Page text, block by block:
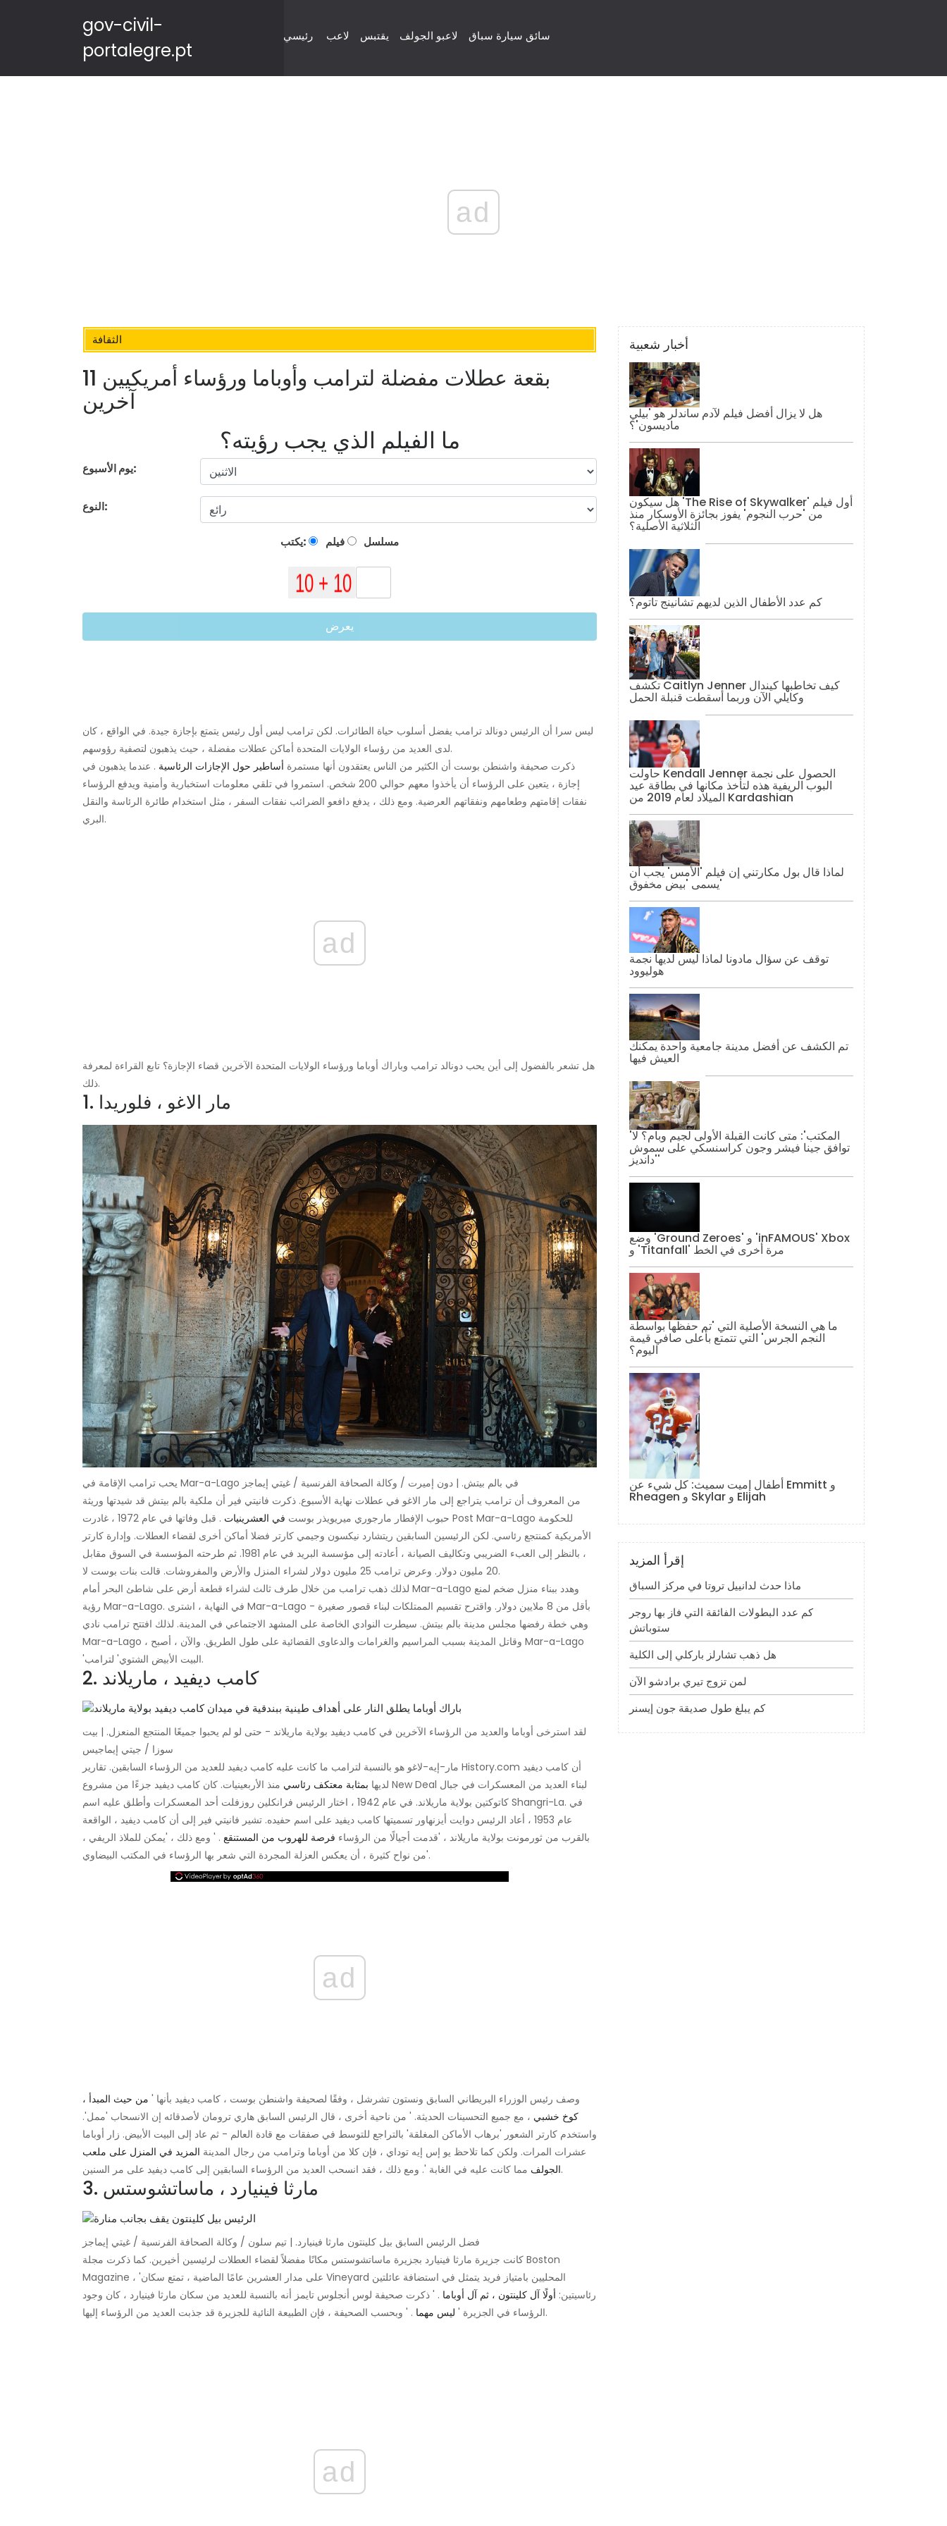
gov-civil-
portalegre.pt
رئيسي لاعب يقتبس لاعبو الجولف سائق سيارة سباق
ad
الثقافة
11 بقعة عطلات مفضلة لترامب وأوباما ورؤساء أمريكيين
آخرين
ما الفيلم الذي يجب رؤيته؟
يوم الأسبوع:
النوع:
يكتب: فيلم مسلسل
يعرض
ليس سرا أن الرئيس دونالد ترامب يفضل أسلوب حياة الطائرات. لكن ترامب ليس أول رئيس يتمتع بإجازة جيدة. في الواقع ، كان
لدى العديد من رؤساء الولايات المتحدة أماكن عطلات مفضلة ، حيث يذهبون لتصفية رؤوسهم.
ذكرت صحيفة واشنطن بوست أن الكثير من الناس يعتقدون أنها مستمرة أساطير حول الإجازات الرئاسية . عندما يذهبون في
إجازة ، يتعين على الرؤساء أن يأخذوا معهم حوالي 200 شخص. استمروا في تلقي معلومات استخبارية وأمنية ويدفع الرؤساء
نفقات إقامتهم وطعامهم ونفقاتهم العرضية. ومع ذلك ، يدفع دافعو الضرائب نفقات السفر ، مثل استخدام طائرة الرئاسة والنقل
البري.
ad
هل تشعر بالفضول إلى أين يحب دونالد ترامب وباراك أوباما ورؤساء الولايات المتحدة الآخرين قضاء الإجازة؟ تابع القراءة لمعرفة
ذلك.
1. مار الاغو ، فلوريدا
يحب ترامب الإقامة في Mar-a-Lago في بالم بيتش. | دون إميرت / وكالة الصحافة الفرنسية / غيتي إيماجز
من المعروف أن ترامب يتراجع إلى مار الاغو في عطلات نهاية الأسبوع. ذكرت فانيتي فير أن ملكية بالم بيتش قد شيدتها وريثة
حبوب الإفطار مارجوري ميريويذر بوست في العشرينيات
. قبل وفاتها في عام 1972 ، غادرت Post Mar-a-Lago للحكومة
الأمريكية كمنتجع رئاسي. لكن الرئيسين السابقين ريتشارد نيكسون وجيمي كارتر فضلا أماكن أخرى لقضاء العطلات. وإدارة كارتر
، بالنظر إلى العبء الضريبي وتكاليف الصيانة ، أعادته إلى مؤسسة البريد في عام 1981. ثم طرحته المؤسسة في السوق مقابل
20 مليون دولار. وعرض ترامب 25 مليون دولار لشراء المنزل والأرض والمفروشات. قالت بنات بوست لا.
لذلك ذهب ترامب من خلال طرف ثالث لشراء قطعة أرض على شاطئ البحر أمام Mar-a-Lago وهدد ببناء منزل ضخم لمنع
رؤية Mar-a-Lago. في النهاية ، اشترى Mar-a-Lago بأقل من 8 ملايين دولار. واقترح تقسيم الممتلكات لبناء قصور صغيرة -
وهي خطة رفضها مجلس مدينة بالم بيتش. سيطرت النوادي الخاصة على المشهد الاجتماعي في المدينة. لذلك افتتح ترامب نادي
Mar-a-Lago ، وقاتل المدينة بسبب المراسيم والغرامات والدعاوى القضائية على طول الطريق. والآن ، أصبح Mar-a-Lago
'البيت الأبيض الشتوي' لترامب.
2. كامب ديفيد ، ماريلاند
لقد استرخى أوباما والعديد من الرؤساء الآخرين في كامب ديفيد بولاية ماريلاند - حتى لو لم يحبوا جميعًا المنتجع المنعزل. | بيت
سوزا / جيتي إيماجيس
مار-إيه-لاغو هو بالنسبة لترامب ما كانت عليه كامب ديفيد للعديد من الرؤساء السابقين. تقارير History.com أن كامب ديفيد
لديها بمثابة معتكف رئاسي منذ الأربعينيات. كان كامب ديفيد جزءًا من مشروع New Deal لبناء العديد من المعسكرات في جبال
كاتوكتين بولاية ماريلاند. في عام 1942 ، اختار الرئيس فرانكلين روزفلت أحد المعسكرات وأطلق عليه اسم Shangri-La. في
عام 1953 ، أعاد الرئيس دوايت أيزنهاور تسميتها كامب ديفيد على اسم حفيده. تشير فانيتي فير إلى أن كامب ديفيد ، الواقعة
بالقرب من ثورمونت بولاية ماريلاند ، 'قدمت أجيالًا من الرؤساء فرصة للهروب من المستنقع . ' ومع ذلك ، 'يمكن للملاذ الريفي ،
من نواح كثيرة ، أن يعكس العزلة المجردة التي شعر بها الرؤساء في المكتب البيضاوي'.
ad
وصف رئيس الوزراء البريطاني السابق ونستون تشرشل ، وفقًا لصحيفة واشنطن بوست ، كامب ديفيد بأنها ' من حيث المبدأ ،
كوخ خشبي ، مع جميع التحسينات الحديثة. ' من ناحية أخرى ، قال الرئيس السابق هاري ترومان لأصدقائه إن الانسحاب 'ممل'.
واستخدم كارتر الشعور 'برهاب الأماكن المغلقة' بالتراجع للتوسط في صفقات مع قادة العالم - ثم عاد إلى البيت الأبيض. زار أوباما
عشرات المرات. ولكن كما تلاحظ يو إس إيه توداي ، فإن كلا من أوباما وترامب من رجال المدينة المزيد في المنزل على ملعب
الجولفمما كانت عليه في الغابة '. ومع ذلك ، فقد انسحب العديد من الرؤساء السابقين إلى كامب ديفيد على مر السنين.
3. مارثا فينيارد ، ماساتشوستس
فضل الرئيس السابق بيل كلينتون مارثا فينيارد. | تيم سلون / وكالة الصحافة الفرنسية / غيتي إيماجز
كانت جزيرة مارثا فينيارد بجزيرة ماساتشوستس مكانًا مفضلاً لقضاء العطلات لرئيسين أخيرين. كما ذكرت مجلة Boston
Magazine ، 'على مدار العشرين عامًا الماضية ، تمتع سكان Vineyard المحليين بامتياز فريد يتمثل في استضافة عائلتين
رئاسيتين: أولًا آل كلينتون ، ثم آل أوباما . ' ذكرت صحيفة لوس أنجلوس تايمز أنه بالنسبة للعديد من سكان مارثا فينيارد ، كان وجود
الرؤساء في الجزيرة ' ليس مهما . ' وبحسب الصحيفة ، فإن الطبيعة النائية للجزيرة قد جذبت العديد من الرؤساء إليها.
ad
أخبار شعبية
هل لا يزال أفضل فيلم لآدم ساندلر هو 'بيلي
ماديسون'؟
هل سيكون 'The Rise of Skywalker' أول فيلم
من 'حرب النجوم' يفوز بجائزة الأوسكار منذ
الثلاثية الأصلية؟
كم عدد الأطفال الذين لديهم تشانينج تاتوم؟
تكشف Caitlyn Jenner كيف تخاطبها كيندال
وكايلي الآن وربما أسقطت قنبلة الحمل
حاولت Kendall Jenner الحصول على نجمة
البوب ​​الريفية هذه لتأخذ مكانها في بطاقة عيد
الميلاد لعام 2019 من Kardashian
لماذا قال بول مكارتني إن فيلم 'الأمس' يجب أن
يسمى 'بيض مخفوق'
توقف عن سؤال مادونا لماذا ليس لديها نجمة
هوليوود
تم الكشف عن أفضل مدينة جامعية واحدة يمكنك
العيش فيها
'المكتب': متى كانت القبلة الأولى لجيم وبام؟ لا
توافق جينا فيشر وجون كراسنسكي على سموش
'دانديز'
وضع 'Ground Zeroes' و 'inFAMOUS' Xbox
و 'Titanfall' مرة أخرى في الخط
ما هي النسخة الأصلية التي 'تم حفظها بواسطة
النجم الجرس' التي تتمتع بأعلى صافي قيمة
اليوم؟
أطفال إميت سميث: كل شيء عن Emmitt و
Rheagen و Skylar و Elijah
إقرأ المزيد
ماذا حدث لدانييل تروتا في مركز السباق
كم عدد البطولات الفائقة التي فاز بها روجر
ستوباتش
هل ذهب تشارلز باركلي إلى الكلية
لمن تزوج تيري برادشو الآن
كم يبلغ طول صديقة جون إيسنر